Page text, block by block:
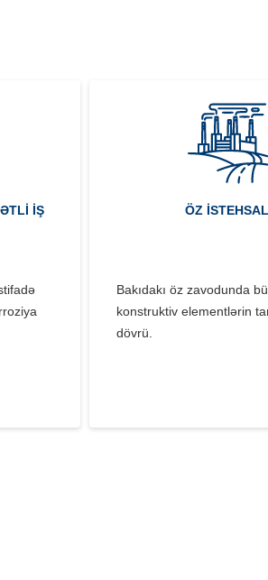
IŞ ÖZ
Bakıdakı öz zavodunda
konstruktiv elementlərin
dövrü.